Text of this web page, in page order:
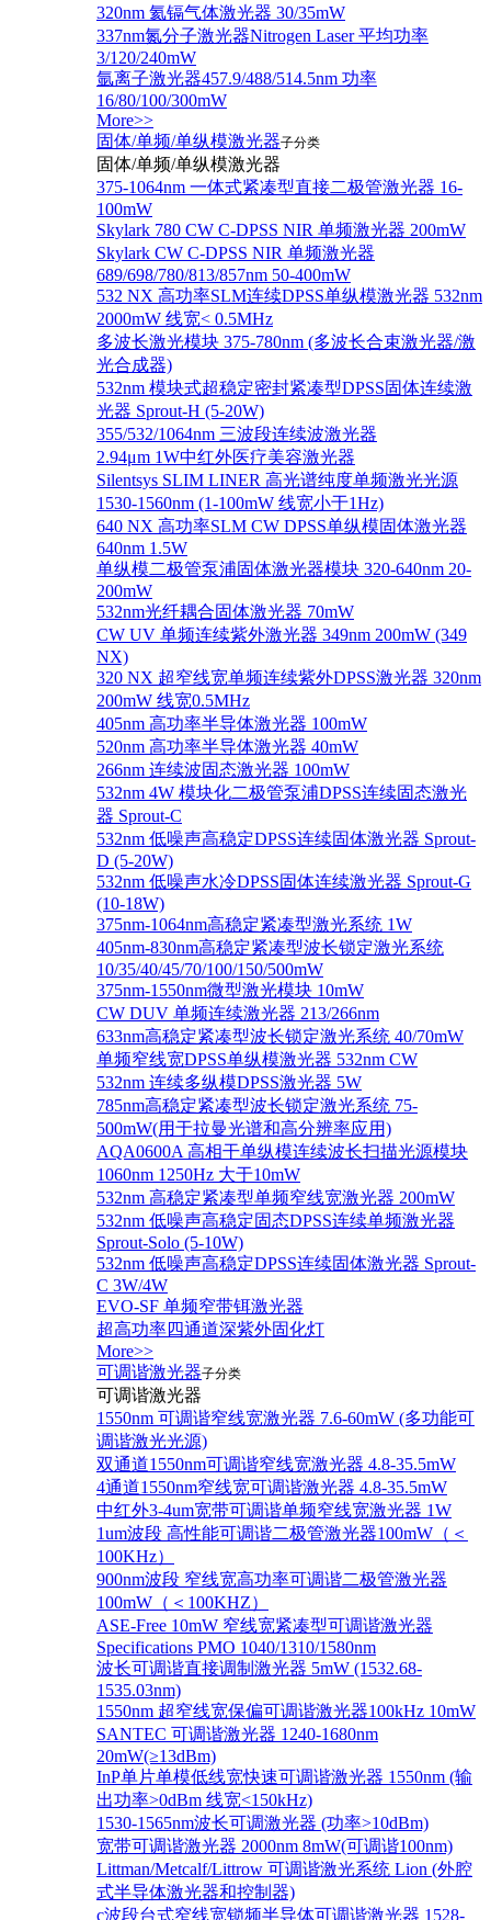
320nm 氦镉气体激光器 30/35mW
337nm氮分子激光器Nitrogen Laser 平均功率
3/120/240mW
氩离子激光器457.9/488/514.5nm 功率
16/80/100/300mW
More>>
固体/单频/单纵模激光器子分类
固体/单频/单纵模激光器
375-1064nm 一体式紧凑型直接二极管激光器 16-
100mW
Skylark 780 CW C-DPSS NIR 单频激光器 200mW
Skylark CW C-DPSS NIR 单频激光器
689/698/780/813/857nm 50-400mW
532 NX 高功率SLM连续DPSS单纵模激光器 532nm
2000mW 线宽< 0.5MHz
多波长激光模块 375-780nm (多波长合束激光器/激
光合成器)
532nm 模块式超稳定密封紧凑型DPSS固体连续激
光器 Sprout-H (5-20W)
355/532/1064nm 三波段连续波激光器
2.94μm 1W中红外医疗美容激光器
Silentsys SLIM LINER 高光谱纯度单频激光光源
1530-1560nm (1-100mW 线宽小于1Hz)
640 NX 高功率SLM CW DPSS单纵模固体激光器
640nm 1.5W
单纵模二极管泵浦固体激光器模块 320-640nm 20-
200mW
532nm光纤耦合固体激光器 70mW
CW UV 单频连续紫外激光器 349nm 200mW (349
NX)
320 NX 超窄线宽单频连续紫外DPSS激光器 320nm
200mW 线宽0.5MHz
405nm 高功率半导体激光器 100mW
520nm 高功率半导体激光器 40mW
266nm 连续波固态激光器 100mW
532nm 4W 模块化二极管泵浦DPSS连续固态激光
器 Sprout-C
532nm 低噪声高稳定DPSS连续固体激光器 Sprout-
D (5-20W)
532nm 低噪声水冷DPSS固体连续激光器 Sprout-G
(10-18W)
375nm-1064nm高稳定紧凑型激光系统 1W
405nm-830nm高稳定紧凑型波长锁定激光系统
10/35/40/45/70/100/150/500mW
375nm-1550nm微型激光模块 10mW
CW DUV 单频连续激光器 213/266nm
633nm高稳定紧凑型波长锁定激光系统 40/70mW
单频窄线宽DPSS单纵模激光器 532nm CW
532nm 连续多纵模DPSS激光器 5W
785nm高稳定紧凑型波长锁定激光系统 75-
500mW(用于拉曼光谱和高分辨率应用)
AQA0600A 高相干单纵模连续波长扫描光源模块
1060nm 1250Hz 大于10mW
532nm 高稳定紧凑型单频窄线宽激光器 200mW
532nm 低噪声高稳定固态DPSS连续单频激光器
Sprout‐Solo (5-10W)
532nm 低噪声高稳定DPSS连续固体激光器 Sprout-
C 3W/4W
EVO-SF 单频窄带铒激光器
超高功率四通道深紫外固化灯
More>>
可调谐激光器子分类
可调谐激光器
1550nm 可调谐窄线宽激光器 7.6-60mW (多功能可
调谐激光光源)
双通道1550nm可调谐窄线宽激光器 4.8-35.5mW
4通道1550nm窄线宽可调谐激光器 4.8-35.5mW
中红外3-4um宽带可调谐单频窄线宽激光器 1W
1um波段 高性能可调谐二极管激光器100mW（＜
100KHz）
900nm波段 窄线宽高功率可调谐二极管激光器
100mW（＜100KHZ）
ASE-Free 10mW 窄线宽紧凑型可调谐激光器
Specifications PMO 1040/1310/1580nm
波长可调谐直接调制激光器 5mW (1532.68-
1535.03nm)
1550nm 超窄线宽保偏可调谐激光器100kHz 10mW
SANTEC 可调谐激光器 1240-1680nm
20mW(≥13dBm)
InP单片单模低线宽快速可调谐激光器 1550nm (输
出功率>0dBm 线宽<150kHz)
1530-1565nm波长可调激光器 (功率>10dBm)
宽带可调谐激光器 2000nm 8mW(可调谐100nm)
Littman/Metcalf/Littrow 可调谐激光系统 Lion (外腔
式半导体激光器和控制器)
c波段台式窄线宽锁频半导体可调谐激光器 1528-